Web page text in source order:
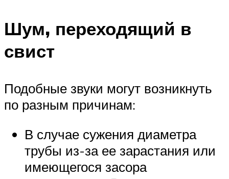
Шум, переходящий в
свист
Подобные звуки могут возникнуть
по разным причинам:
В случае сужения диаметра
трубы из-за ее зарастания или
имеющегося засора